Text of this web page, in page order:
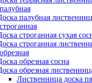
палубная
строганная сухая
строганная
обрезная сосна
обрезная
Лиственница доска